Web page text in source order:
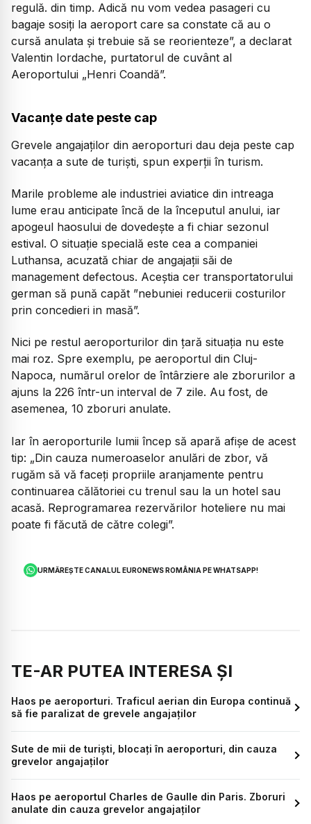
regulă. din timp. Adică nu vom vedea pasageri cu
bagaje sosiți la aeroport care sa constate că au o
cursă anulata și trebuie să se reorienteze”, a declarat
Valentin Iordache, purtatorul de cuvânt al
Aeroportului „Henri Coandă”.
Vacanțe date peste cap
Grevele angajaților din aeroporturi dau deja peste cap
vacanța a sute de turiști, spun experții în turism.
Marile probleme ale industriei aviatice din intreaga
lume erau anticipate încă de la începutul anului, iar
apogeul haosului de dovedește a fi chiar sezonul
estival. O situație specială este cea a companiei
Luthansa, acuzată chiar de angajații săi de
management defectous. Aceștia cer transportatorului
german să pună capăt ”nebuniei reducerii costurilor
prin concedieri in masă”.
Nici pe restul aeroporturilor din țară situația nu este
mai roz. Spre exemplu, pe aeroportul din Cluj-
Napoca, numărul orelor de întârziere ale zborurilor a
ajuns la 226 într-un interval de 7 zile. Au fost, de
asemenea, 10 zboruri anulate.
Iar în aeroporturile lumii încep să apară afișe de acest
tip: „Din cauza numeroaselor anulări de zbor, vă
rugăm să vă faceți propriile aranjamente pentru
continuarea călătoriei cu trenul sau la un hotel sau
acasă. Reprogramarea rezervărilor hoteliere nu mai
poate fi făcută de către colegi”.
URMĂREȘTE CANALUL EURONEWS ROMÂNIA PE WHATSAPP!
TE-AR PUTEA INTERESA ȘI
Haos pe aeroporturi. Traficul aerian din Europa continuă
să fie paralizat de grevele angajaților
Sute de mii de turiști, blocați în aeroporturi, din cauza
grevelor angajaților
Haos pe aeroportul Charles de Gaulle din Paris. Zboruri
anulate din cauza grevelor angajaților